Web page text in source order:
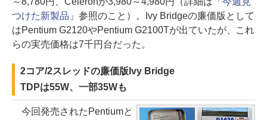
つけた新製品 」参照のこと）。Ivy Bridgeの廉価版として
はPentium G2120やPentium G2100Tが出ていたが、これ
らの実売価格は7千円台だった。
2コア/2スレッドの廉価版Ivy Bridge
TDPは55W、一部35Wも
今回発売されたPentiumと